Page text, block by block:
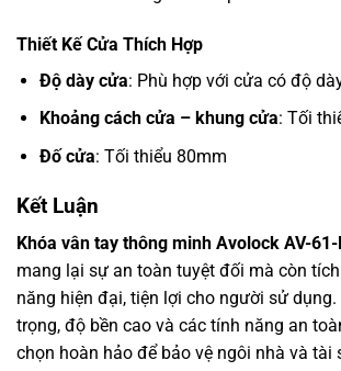
Thiết Kế Cửa Thích Hợp
Độ dày cửa: Phù hợp với cửa có độ
Khoảng cách cửa – khung cửa: Tối
Đố cửa: Tối thiểu 80mm
Kết Luận
Khóa vân tay thông minh Avolock AV-61-
mang lại sự an toàn tuyệt đối mà còn
năng hiện đại, tiện lợi cho người sử dụng.
trọng, độ bền cao và các tính năng an
chọn hoàn hảo để bảo vệ ngôi nhà và tài